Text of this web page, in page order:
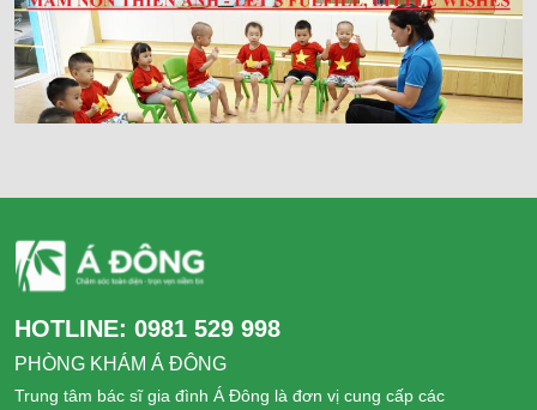
HOTLINE: 0981 529 998
PHÒNG KHÁM Á ĐÔNG
Trung tâm bác sĩ gia đình Á Đông là đơn vị cung cấp các